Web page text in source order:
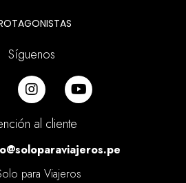
Síguenos
al cliente
para Viajeros